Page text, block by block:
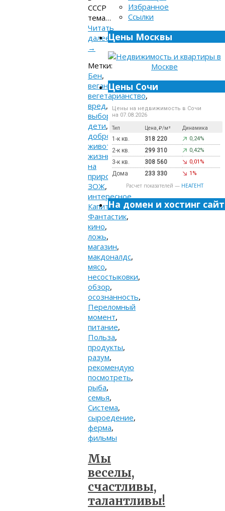
СССР
тема…
Читать
далее
→
Метки:
Бен,
веганство,
вегетарианство,
вред,
выбор ,
дети,
доброта,
животные,
жизнь
на
природе,
ЗОЖ,
интересное,
Капитан
Фантастик,
кино,
ложь,
магазин,
макдоналдс,
мясо,
несостыковки,
обзор,
осознанность,
Переломный
момент,
питание,
Польза,
продукты,
разум,
рекомендую
посмотреть,
рыба,
семья,
Система,
сыроедение,
ферма,
фильмы
Мы
веселы,
счастливы,
талантливы!
Избранное
Ссылки
Цены Москвы
Цены Сочи
Цены на недвижимость в Сочи
на 07.08.2026
Тип Цена, ₽/м² Динамика
1-к кв. 318 220 0,24%
2-к кв. 299 310 0,42%
3-к кв. 308 560 0,01%
Дома 233 330 1%
Расчет показателей — НЕАГЕНТ
На домен и хостинг